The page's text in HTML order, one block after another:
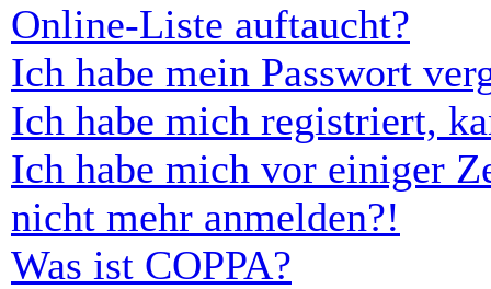
Online-Liste auftaucht?
Ich habe mein Passwort
Ich habe mich registriert,
Ich habe mich vor einiger
nicht mehr anmelden?!
Was ist COPPA?